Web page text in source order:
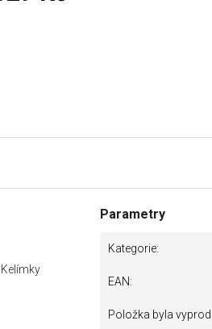
Parametry
Kategorie
EAN
Položka byla